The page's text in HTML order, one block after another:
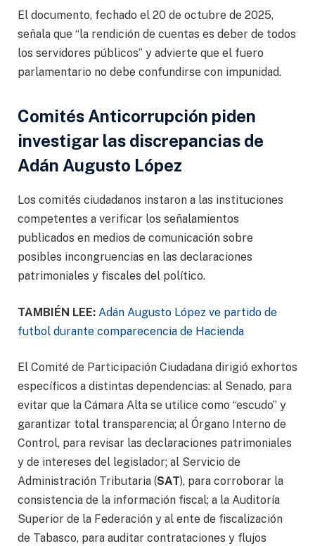
El documento, fechado el 20 de octubre de 2025,
señala que “la rendición de cuentas es deber de todos
los servidores públicos” y advierte que el fuero
parlamentario no debe confundirse con impunidad.
Comités Anticorrupción piden
investigar las discrepancias de
Adán Augusto López
Los comités ciudadanos instaron a las instituciones
competentes a verificar los señalamientos
publicados en medios de comunicación sobre
posibles incongruencias en las declaraciones
patrimoniales y fiscales del político.
TAMBIÉN LEE: Adán Augusto López ve partido de
futbol durante comparecencia de Hacienda
El Comité de Participación Ciudadana dirigió exhortos
específicos a distintas dependencias: al Senado, para
evitar que la Cámara Alta se utilice como “escudo” y
garantizar total transparencia; al Órgano Interno de
Control, para revisar las declaraciones patrimoniales
y de intereses del legislador; al Servicio de
Administración Tributaria (SAT), para corroborar la
consistencia de la información fiscal; a la Auditoría
Superior de la Federación y al ente de fiscalización
de Tabasco, para auditar contrataciones y flujos